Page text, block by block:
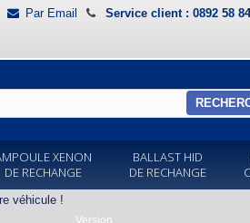
Par Email Service client : 0892 58
XENON
DE RECHANGE
BALLAST HID
DE RECHANGE
véhicule !